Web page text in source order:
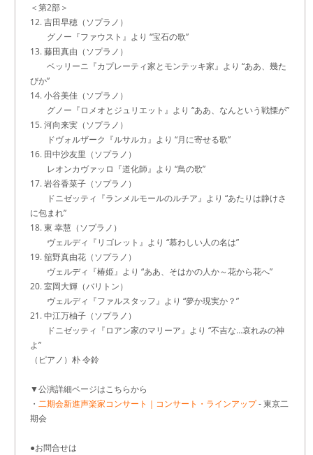
＜第2部＞
12. 吉田早穂（ソプラノ）
グノー『ファウスト』より “宝石の歌”
13. 藤田真由（ソプラノ）
ベッリーニ『カプレーティ家とモンテッキ家』より “ああ、幾た
びか”
14. 小谷美佳（ソプラノ）
グノー『ロメオとジュリエット』より “ああ、なんという戦慄が”
15. 河向来実（ソプラノ）
ドヴォルザーク『ルサルカ』より “月に寄せる歌”
16. 田中沙友里（ソプラノ）
レオンカヴァッロ『道化師』より “鳥の歌”
17. 岩谷香菜子（ソプラノ）
ドニゼッティ『ランメルモールのルチア』より “あたりは静けさ
に包まれ”
18. 東 幸慧（ソプラノ）
ヴェルディ『リゴレット』より “慕わしい人の名は”
19. 舘野真由花（ソプラノ）
ヴェルディ『椿姫』より “ああ、そはかの人か～花から花へ”
20. 室岡大輝（バリトン）
ヴェルディ『ファルスタッフ』より “夢か現実か？”
21. 中江万柚子（ソプラノ）
ドニゼッティ『ロアン家のマリーア』より “不吉な…哀れみの神
よ”
（ピアノ）朴 令鈴
▼公演詳細ページはこちらから
・ 二期会新進声楽家コンサート｜コンサート・ラインアップ- 東京二
期会
●お問合せは